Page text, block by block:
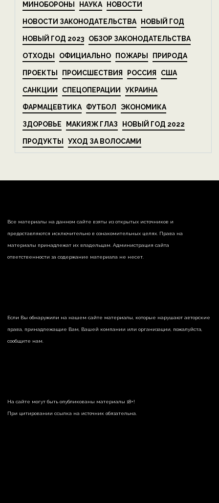
МИНОБОРОНЫ НАУКА НОВОСТИ
НОВОСТИ ЗАКОНОДАТЕЛЬСТВА НОВЫЙ ГОД
НОВЫЙ ГОД 2023 ОБЗОР ЗАКОНОДАТЕЛЬСТВА
ОТХОДЫ ОФИЦИАЛЬНО ПОЖАРЫ ПРИРОДА
ПРОЕКТЫ ПРОИСШЕСТВИЯ РОССИЯ США
САНКЦИИ СПЕЦОПЕРАЦИИ УКРАИНА
ФАРМАЦЕВТИКА ФУТБОЛ ЭКОНОМИКА
ЗДОРОВЬЕ МАКИЯЖ ГЛАЗ НОВЫЙ ГОД 2022
ПРОДУКТЫ УХОД ЗА ВОЛОСАМИ
Все материалы на данном сайте взяты из открытых источников и
предоставляются исключительно в ознакомительных целях. Права на
материалы принадлежат их владельцам. Администрация сайта
ответственности за содержание материала не несет.
Если Вы обнаружили на нашем сайте материалы, которые нарушают авторские
права, принадлежащие Вам, Вашей компании или организации, пожалуйста,
сообщите нам.
На сайте могут быть опубликованы материалы 18+!
При цитировании ссылка на источник обязательна.